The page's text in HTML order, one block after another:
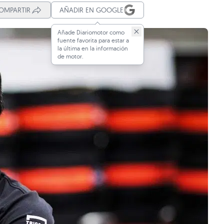
AÑADIR EN GOOGLE
Añade Diariomotor como
fuente favorita para estar a
la última en la información
de motor.